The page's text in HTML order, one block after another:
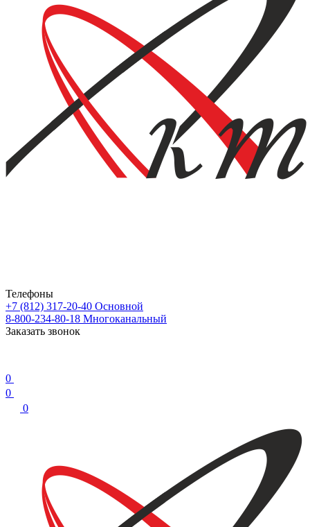
Телефоны
+7 (812) 317-20-40 Основной
8-800-234-80-18 Многоканальный
Заказать звонок
0
0
0